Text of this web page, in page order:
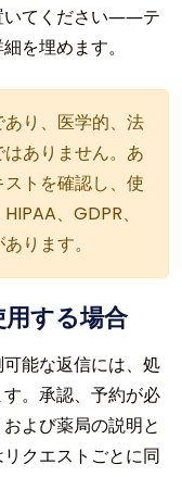
いてください――テ
を埋めます。
り、医学的、法
ありません。あ
トを確認し、使
、GDPR、
ります。
する場合
能な返信には、処
。承認、予約が必
よび薬局の説明と
クエストごとに同